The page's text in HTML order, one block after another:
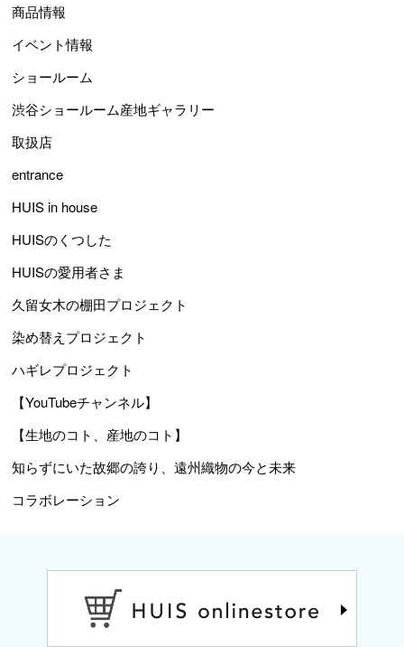
商品情報
イベント情報
ショールーム
渋谷ショールーム産地ギャラリー
取扱店
entrance
HUIS in house
HUISのくつした
HUISの愛用者さま
久留女木の棚田プロジェクト
染め替えプロジェクト
ハギレプロジェクト
【YouTubeチャンネル】
【生地のコト、産地のコト】
知らずにいた故郷の誇り、遠州織物の今と未来
コラボレーション